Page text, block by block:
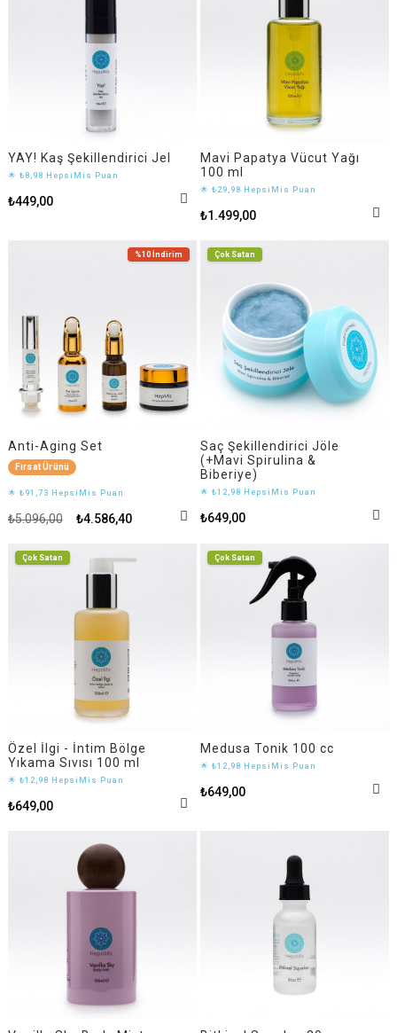
YAY! Kaş Şekillendirici Jel
🌟 ₺8,98 HepsiMis Puan
₺449,00
Mavi Papatya Vücut Yağı
100 ml
🌟 ₺29,98 HepsiMis Puan
₺1.499,00
Anti-Aging Set
Fırsat Ürünü
🌟 ₺91,73 HepsiMis Puan
₺4.586,40
₺5.096,00
%10 İndirim
Saç Şekillendirici Jöle
(+Mavi Spirulina &
Biberiye)
🌟 ₺12,98 HepsiMis Puan
₺649,00
Çok Satan
Özel İlgi - İntim Bölge
Yıkama Sıvısı 100 ml
🌟 ₺12,98 HepsiMis Puan
₺649,00
Çok Satan
Medusa Tonik 100 cc
🌟 ₺12,98 HepsiMis Puan
₺649,00
Çok Satan